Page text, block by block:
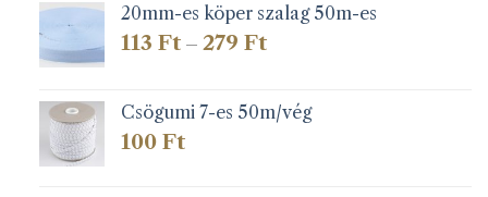
20mm-es köper szalag 50m-es
113 Ft – 279 FtÁrtartomány:
279 Ft
Csögumi 7-es 50m/vég
100 Ft